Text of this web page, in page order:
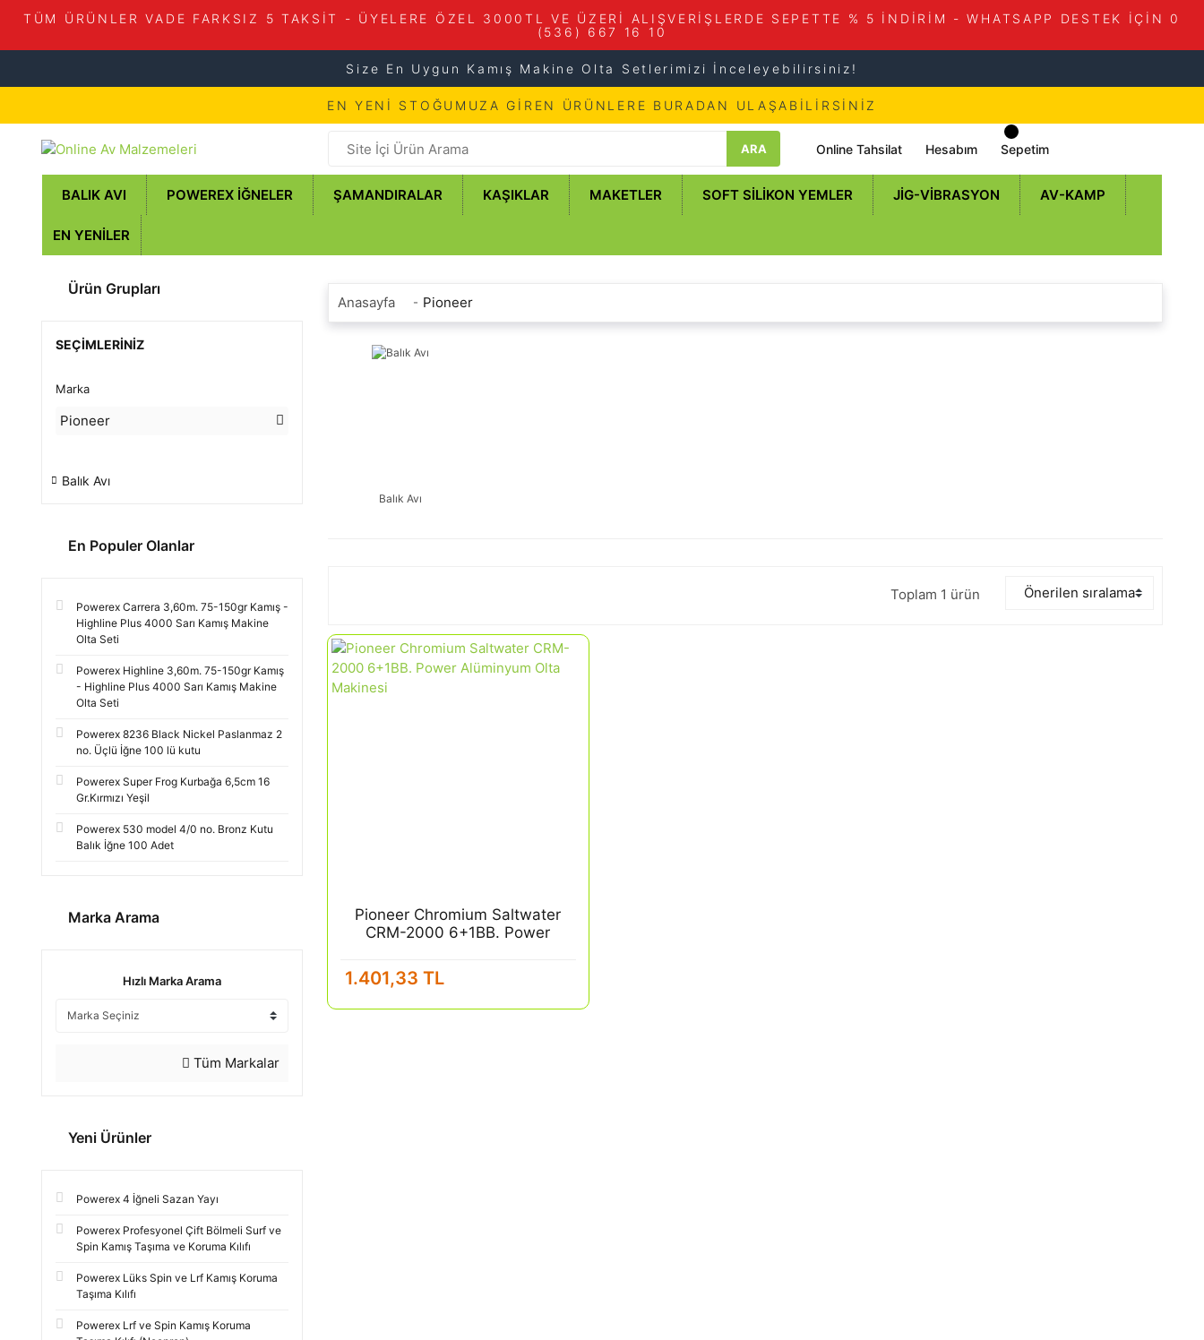
TÜM ÜRÜNLER VADE FARKSIZ 5 TAKSİT - ÜYELERE ÖZEL 3000TL VE ÜZERİ ALIŞVERİŞLERDE SEPETTE % 5 İNDİRİM - WHATSAPP DESTEK İÇİN 0
(536) 667 16 10
Size En Uygun Kamış Makine Olta Setlerimizi İnceleyebilirsiniz!
EN YENİ STOĞUMUZA GİREN ÜRÜNLERE BURADAN ULAŞABİLİRSİNİZ
ARA Online Tahsilat Hesabım Sepetim
BALIK AVI POWEREX İĞNELER ŞAMANDIRALAR KAŞIKLAR MAKETLER SOFT SILIKON YEMLER JIG-VIBRASYON AV-KAMP
EN YENILER
Ürün Grupları
SEÇIMLERINIZ
Marka
Pioneer
Balık Avı
En Populer Olanlar
Powerex Carrera 3,60m. 75-150gr Kamış -
Highline Plus 4000 Sarı Kamış Makine
Olta Seti
Powerex Highline 3,60m. 75-150gr Kamış
- Highline Plus 4000 Sarı Kamış Makine
Olta Seti
Powerex 8236 Black Nickel Paslanmaz 2
no. Üçlü İğne 100 lü kutu
Powerex Super Frog Kurbağa 6,5cm 16
Gr.Kırmızı Yeşil
Powerex 530 model 4/0 no. Bronz Kutu
Balık İğne 100 Adet
Marka Arama
Hızlı Marka Arama
Tüm Markalar
Yeni Ürünler
Powerex 4 İğneli Sazan Yayı
Powerex Profesyonel Çift Bölmeli Surf ve
Spin Kamış Taşıma ve Koruma Kılıfı
Powerex Lüks Spin ve Lrf Kamış Koruma
Taşıma Kılıfı
Powerex Lrf ve Spin Kamış Koruma
Anasayfa Pioneer
Balık Avı
Toplam 1 ürün
Pioneer Chromium Saltwater
CRM-2000 6+1BB. Power
1.401,33 TL